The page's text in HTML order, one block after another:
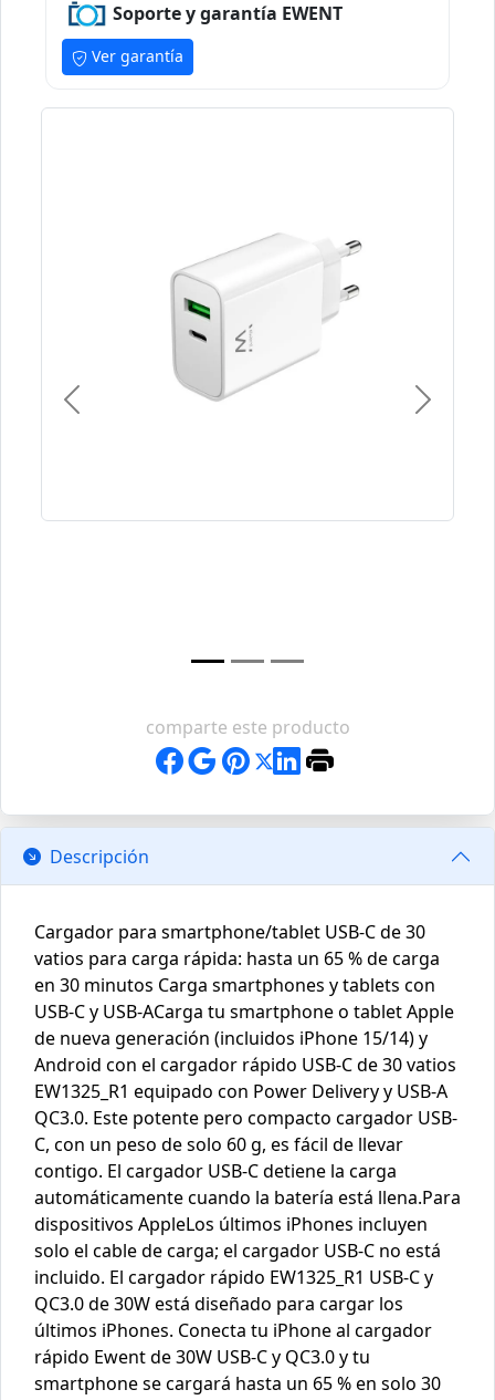
Soporte y garantía EWENT
Ver garantía
Previous Next
comparte este producto
Descripción
Cargador para smartphone/tablet USB-C de 30
vatios para carga rápida: hasta un 65 % de carga
en 30 minutos Carga smartphones y tablets con
USB-C y USB-ACarga tu smartphone o tablet Apple
de nueva generación (incluidos iPhone 15/14) y
Android con el cargador rápido USB-C de 30 vatios
EW1325_R1 equipado con Power Delivery y USB-A
QC3.0. Este potente pero compacto cargador USB-
C, con un peso de solo 60 g, es fácil de llevar
contigo. El cargador USB-C detiene la carga
automáticamente cuando la batería está llena.Para
dispositivos AppleLos últimos iPhones incluyen
solo el cable de carga; el cargador USB-C no está
incluido. El cargador rápido EW1325_R1 USB-C y
QC3.0 de 30W está diseñado para cargar los
últimos iPhones. Conecta tu iPhone al cargador
rápido Ewent de 30W USB-C y QC3.0 y tu
smartphone se cargará hasta un 65 % en solo 30